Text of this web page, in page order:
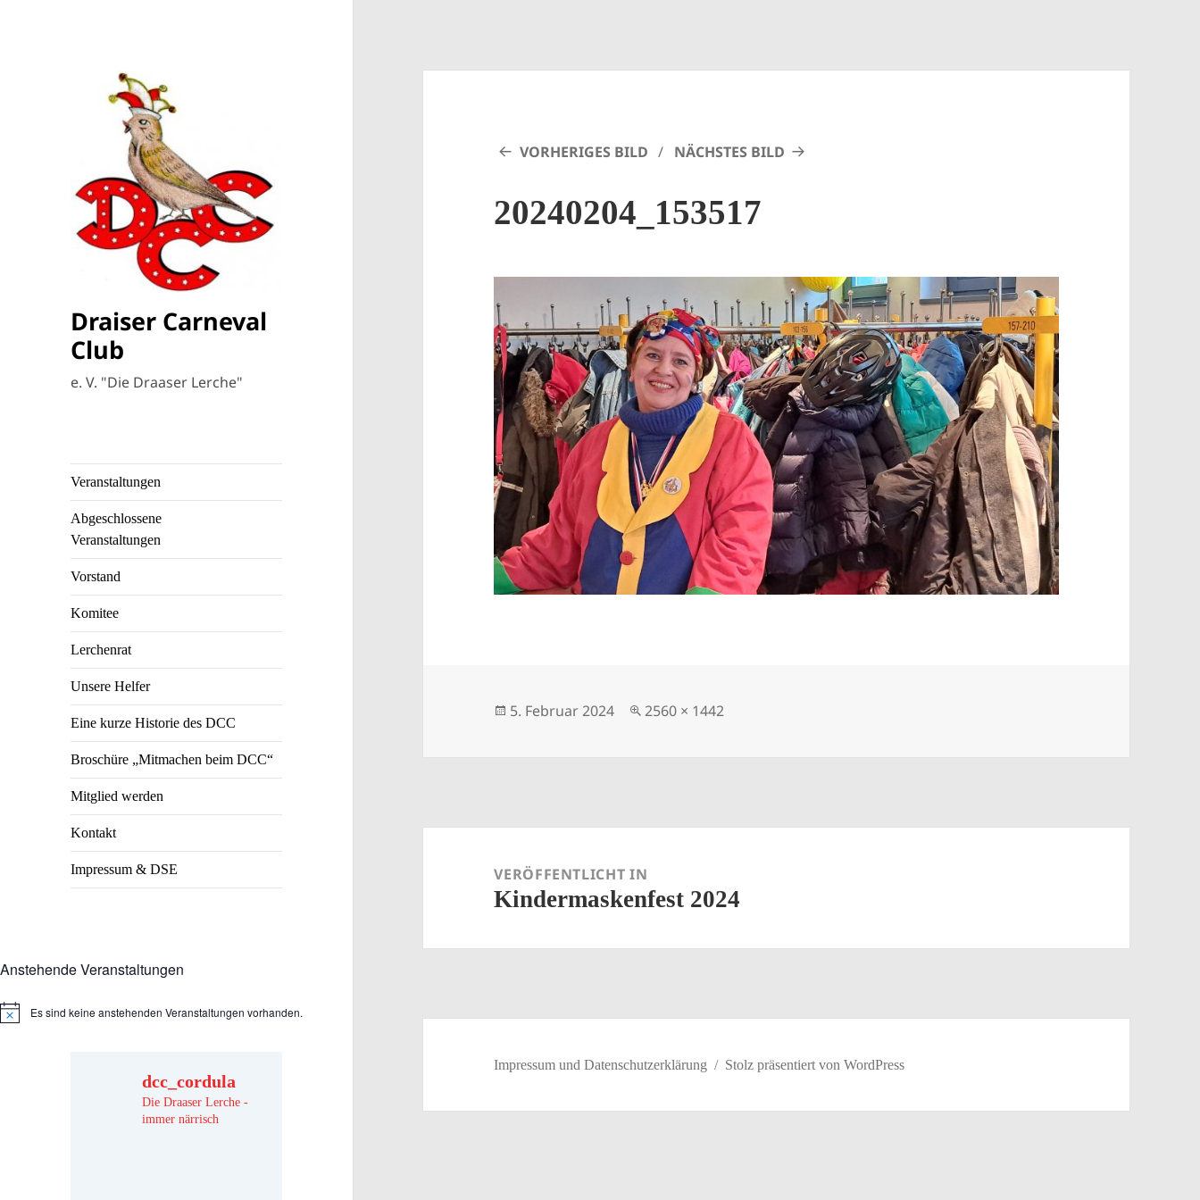
Draiser Carneval
Club
e. V. "Die Draaser Lerche"
Veranstaltungen
Abgeschlossene
Veranstaltungen
Vorstand
Komitee
Lerchenrat
Unsere Helfer
Eine kurze Historie des DCC
Broschüre „Mitmachen beim DCC“
Mitglied werden
Kontakt
Impressum & DSE
Anstehende Veranstaltungen
HinweisEs sind keine anstehenden Veranstaltungen vorhanden.
dcc_cordula
Die Draaser Lerche -
immer närrisch
VORHERIGES BILD NÄCHSTES BILD
20240204_153517
Veröffentlicht
5. Februar 2024 Originalgröße
2560 × 1442
VERÖFFENTLICHT IN
Kindermaskenfest 2024
Impressum und Datenschutzerklärung Stolz präsentiert von WordPress